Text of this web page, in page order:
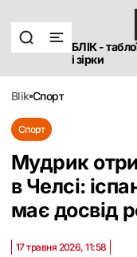
БЛІК -
і зірки
blik спорт
Спорт
Мудрик
в Челсі:
має досвід
17 травня 2026, 11:58